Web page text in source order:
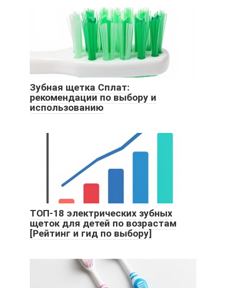
Зубная щетка Сплат:
рекомендации по выбору и
использованию
ТОП-18 электрических зубных
щеток для детей по возрастам
[Рейтинг и гид по выбору]